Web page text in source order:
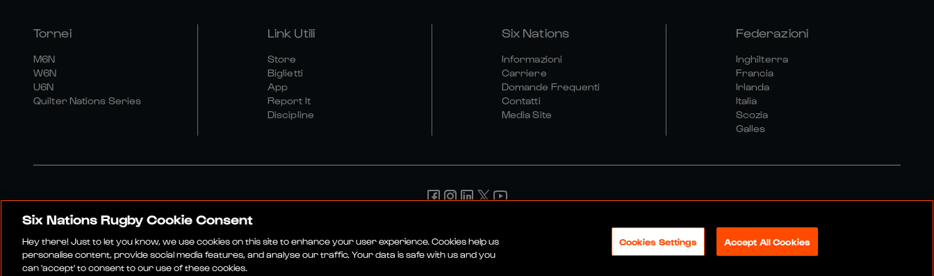
Tornei
M6N
W6N
U6N
Quilter Nations Series
Link Utili
Store
Biglietti
App
Report It
Discipline
Six Nations
Informazioni
Carriere
Domande Frequenti
Contatti
Media Site
Federazioni
Inghilterra
Francia
Irlanda
Italia
Scozia
Galles
Informativa Sui CookiePolitica Sociale E Digitale
Six Nations Rugby Cookie Consent
Hey there! Just to let you know, we use cookies on this site to enhance your user experience. Cookies help us
personalise content, provide social media features, and analyse our traffic. Your data is safe with us and you
can 'accept' to consent to our use of these cookies.
Cookies Settings Accept All Cookies